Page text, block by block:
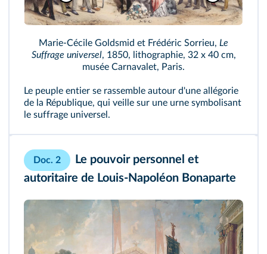
Marie-Cécile Goldsmid et Frédéric Sorrieu, Le
Suffrage universel, 1850, lithographie, 32 x 40 cm,
musée Carnavalet, Paris.
Le peuple entier se rassemble autour d'une allégorie
de la République, qui veille sur une urne symbolisant
le suffrage universel.
Doc. 2
Le pouvoir personnel et
autoritaire de Louis‑Napoléon Bonaparte